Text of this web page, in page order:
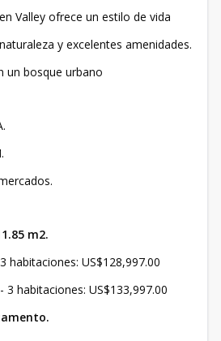
Valley ofrece un estilo de vida
y excelentes amenidades.
un bosque urbano
m2.
habitaciones: US$128,997.00
habitaciones: US$133,997.00